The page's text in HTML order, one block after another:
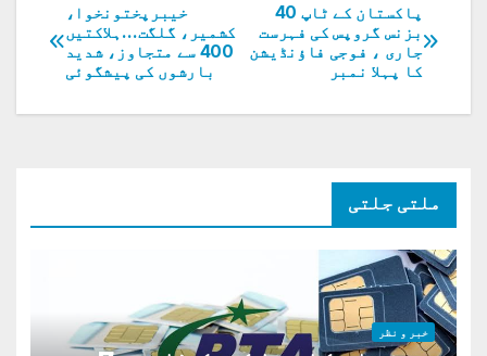
پوسٹوں
کی
نیویگیشن
خیبرپختونخوا،
کشمیر، گلگت…ہلاکتیں
400 سے متجاوز، شدید
بارشوں کی پیشگوئی
پاکستان کے ٹاپ 40
بزنس گروپس کی فہرست
جاری ، فوجی فاؤنڈیشن
کا پہلا نمبر
ملتی جلتی
خبر و نظر